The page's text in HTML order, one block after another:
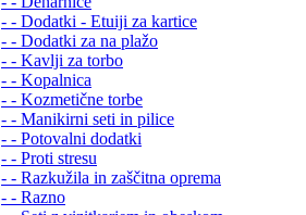
- - Dodatki - Etuiji za kartice
- - Dodatki za na plažo
- - Kavlji za torbo
- - Kopalnica
- - Kozmetične torbe
- - Manikirni seti in pilice
- - Potovalni dodatki
- - Proti stresu
- - Razkužila in zaščitna oprema
- - Razno